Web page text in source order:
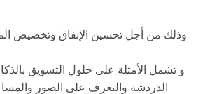
وذلك من أجل تحسين الإنفاق وتخصيص
و تشمل الأمثلة على حلول التسويق
الدردشة والتعرف على الصور